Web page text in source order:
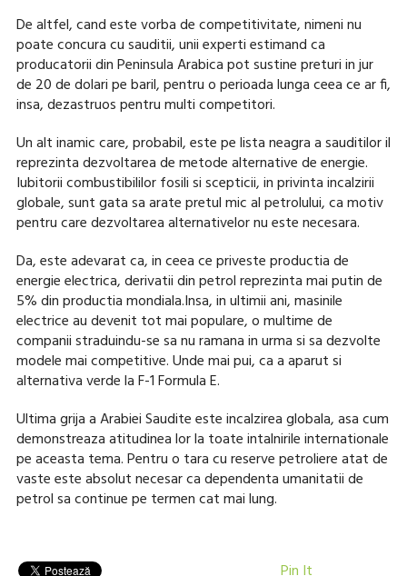
De altfel, cand este vorba de competitivitate, nimeni nu
poate concura cu sauditii, unii experti estimand ca
producatorii din Peninsula Arabica pot sustine preturi in jur
de 20 de dolari pe baril, pentru o perioada lunga ceea ce ar fi,
insa, dezastruos pentru multi competitori.
Un alt inamic care, probabil, este pe lista neagra a sauditilor il
reprezinta dezvoltarea de metode alternative de energie.
Iubitorii combustibililor fosili si scepticii, in privinta incalzirii
globale, sunt gata sa arate pretul mic al petrolului, ca motiv
pentru care dezvoltarea alternativelor nu este necesara.
Da, este adevarat ca, in ceea ce priveste productia de
energie electrica, derivatii din petrol reprezinta mai putin de
5% din productia mondiala.Insa, in ultimii ani, masinile
electrice au devenit tot mai populare, o multime de
companii straduindu-se sa nu ramana in urma si sa dezvolte
modele mai competitive. Unde mai pui, ca a aparut si
alternativa verde la F-1 Formula E.
Ultima grija a Arabiei Saudite este incalzirea globala, asa cum
demonstreaza atitudinea lor la toate intalnirile internationale
pe aceasta tema. Pentru o tara cu reserve petroliere atat de
vaste este absolut necesar ca dependenta umanitatii de
petrol sa continue pe termen cat mai lung.